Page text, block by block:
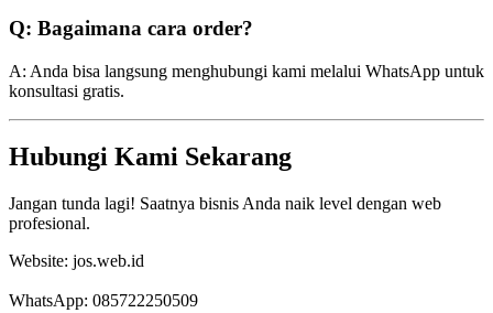
Q: Bagaimana cara order?
A: Anda bisa langsung menghubungi kami melalui WhatsApp untuk
konsultasi gratis.
Hubungi Kami Sekarang
Jangan tunda lagi! Saatnya bisnis Anda naik level dengan web
profesional.
Website: jos.web.id
WhatsApp: 085722250509